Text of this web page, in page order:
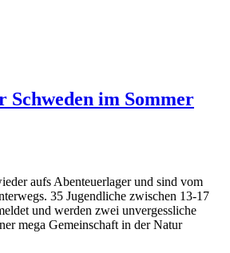
Schweden im Sommer
aufs Abenteuerlager und sind vom
35 Jugendliche zwischen 13-17
und werden zwei unvergessliche
mega Gemeinschaft in der Natur